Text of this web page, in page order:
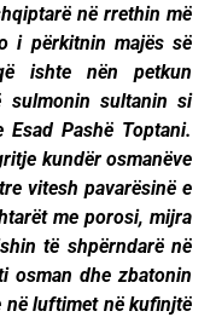
në rrethin më
i përkitnin majës së
ishte nën petkun
sultanin si
Pashë Toptani.
kundër osmanëve
vitesh pavarësinë e
me porosi, mijra
të shpërndarë në
osman dhe zbatonin
në luftimet në kufinjtë